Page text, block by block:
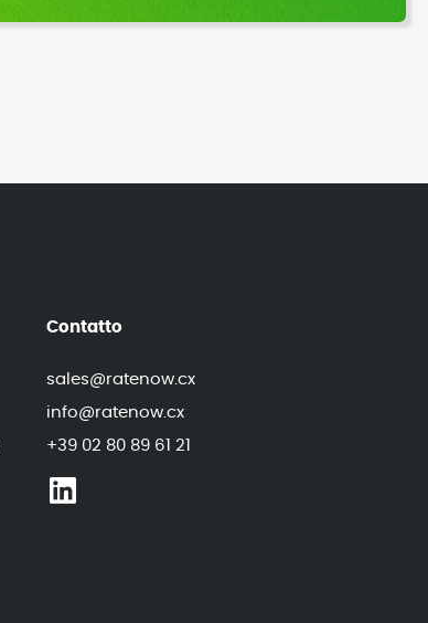
Contatto
sales@ratenow.cx
info@ratenow.cx
+39 02 80 89 61 21